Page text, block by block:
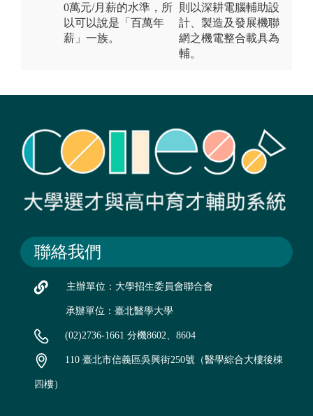
0萬元/月薪的水準，所
以可以說是「百萬年
薪」一族。
則以深耕電腦輔助設
計、製造及發展機聯
網之機電整合載具為
輔。
聯絡我們
主辦單位：大學招生委員會聯合會
承辦單位：臺北醫學大學
(02)2736-1661 分機8602、8604
110 臺北市信義區吳興街250號（醫學綜合大樓後棟
四樓）